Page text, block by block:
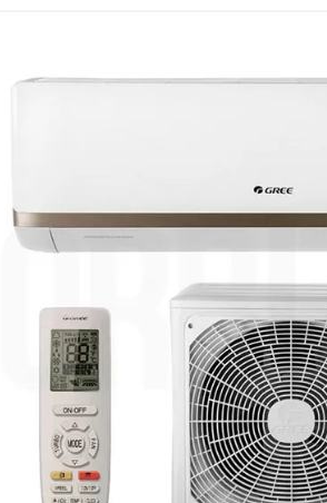
Водонагреватели
мойки воздуха, климатические
комплексы, осушители